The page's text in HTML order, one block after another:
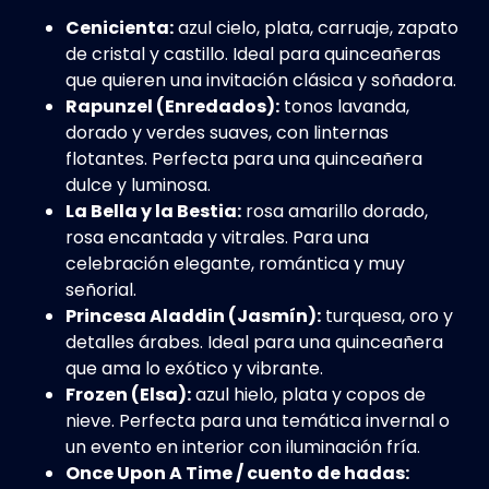
Cenicienta:azul cielo, plata, carruaje, zapato
de cristal y castillo. Ideal para quinceañeras
que quieren una invitación clásica y soñadora.
Rapunzel (Enredados): tonos lavanda,
dorado y verdes suaves, con linternas
flotantes. Perfecta para una quinceañera
dulce y luminosa.
La Bella y la Bestia: rosa amarillo dorado,
rosa encantada y vitrales. Para una
celebración elegante, romántica y muy
señorial.
Princesa Aladdin (Jasmín): turquesa, oro y
detalles árabes. Ideal para una quinceañera
que ama lo exótico y vibrante.
Frozen (Elsa):azul hielo, plata y copos de
nieve. Perfecta para una temática invernal o
un evento en interior con iluminación fría.
Once Upon A Time / cuento de hadas: